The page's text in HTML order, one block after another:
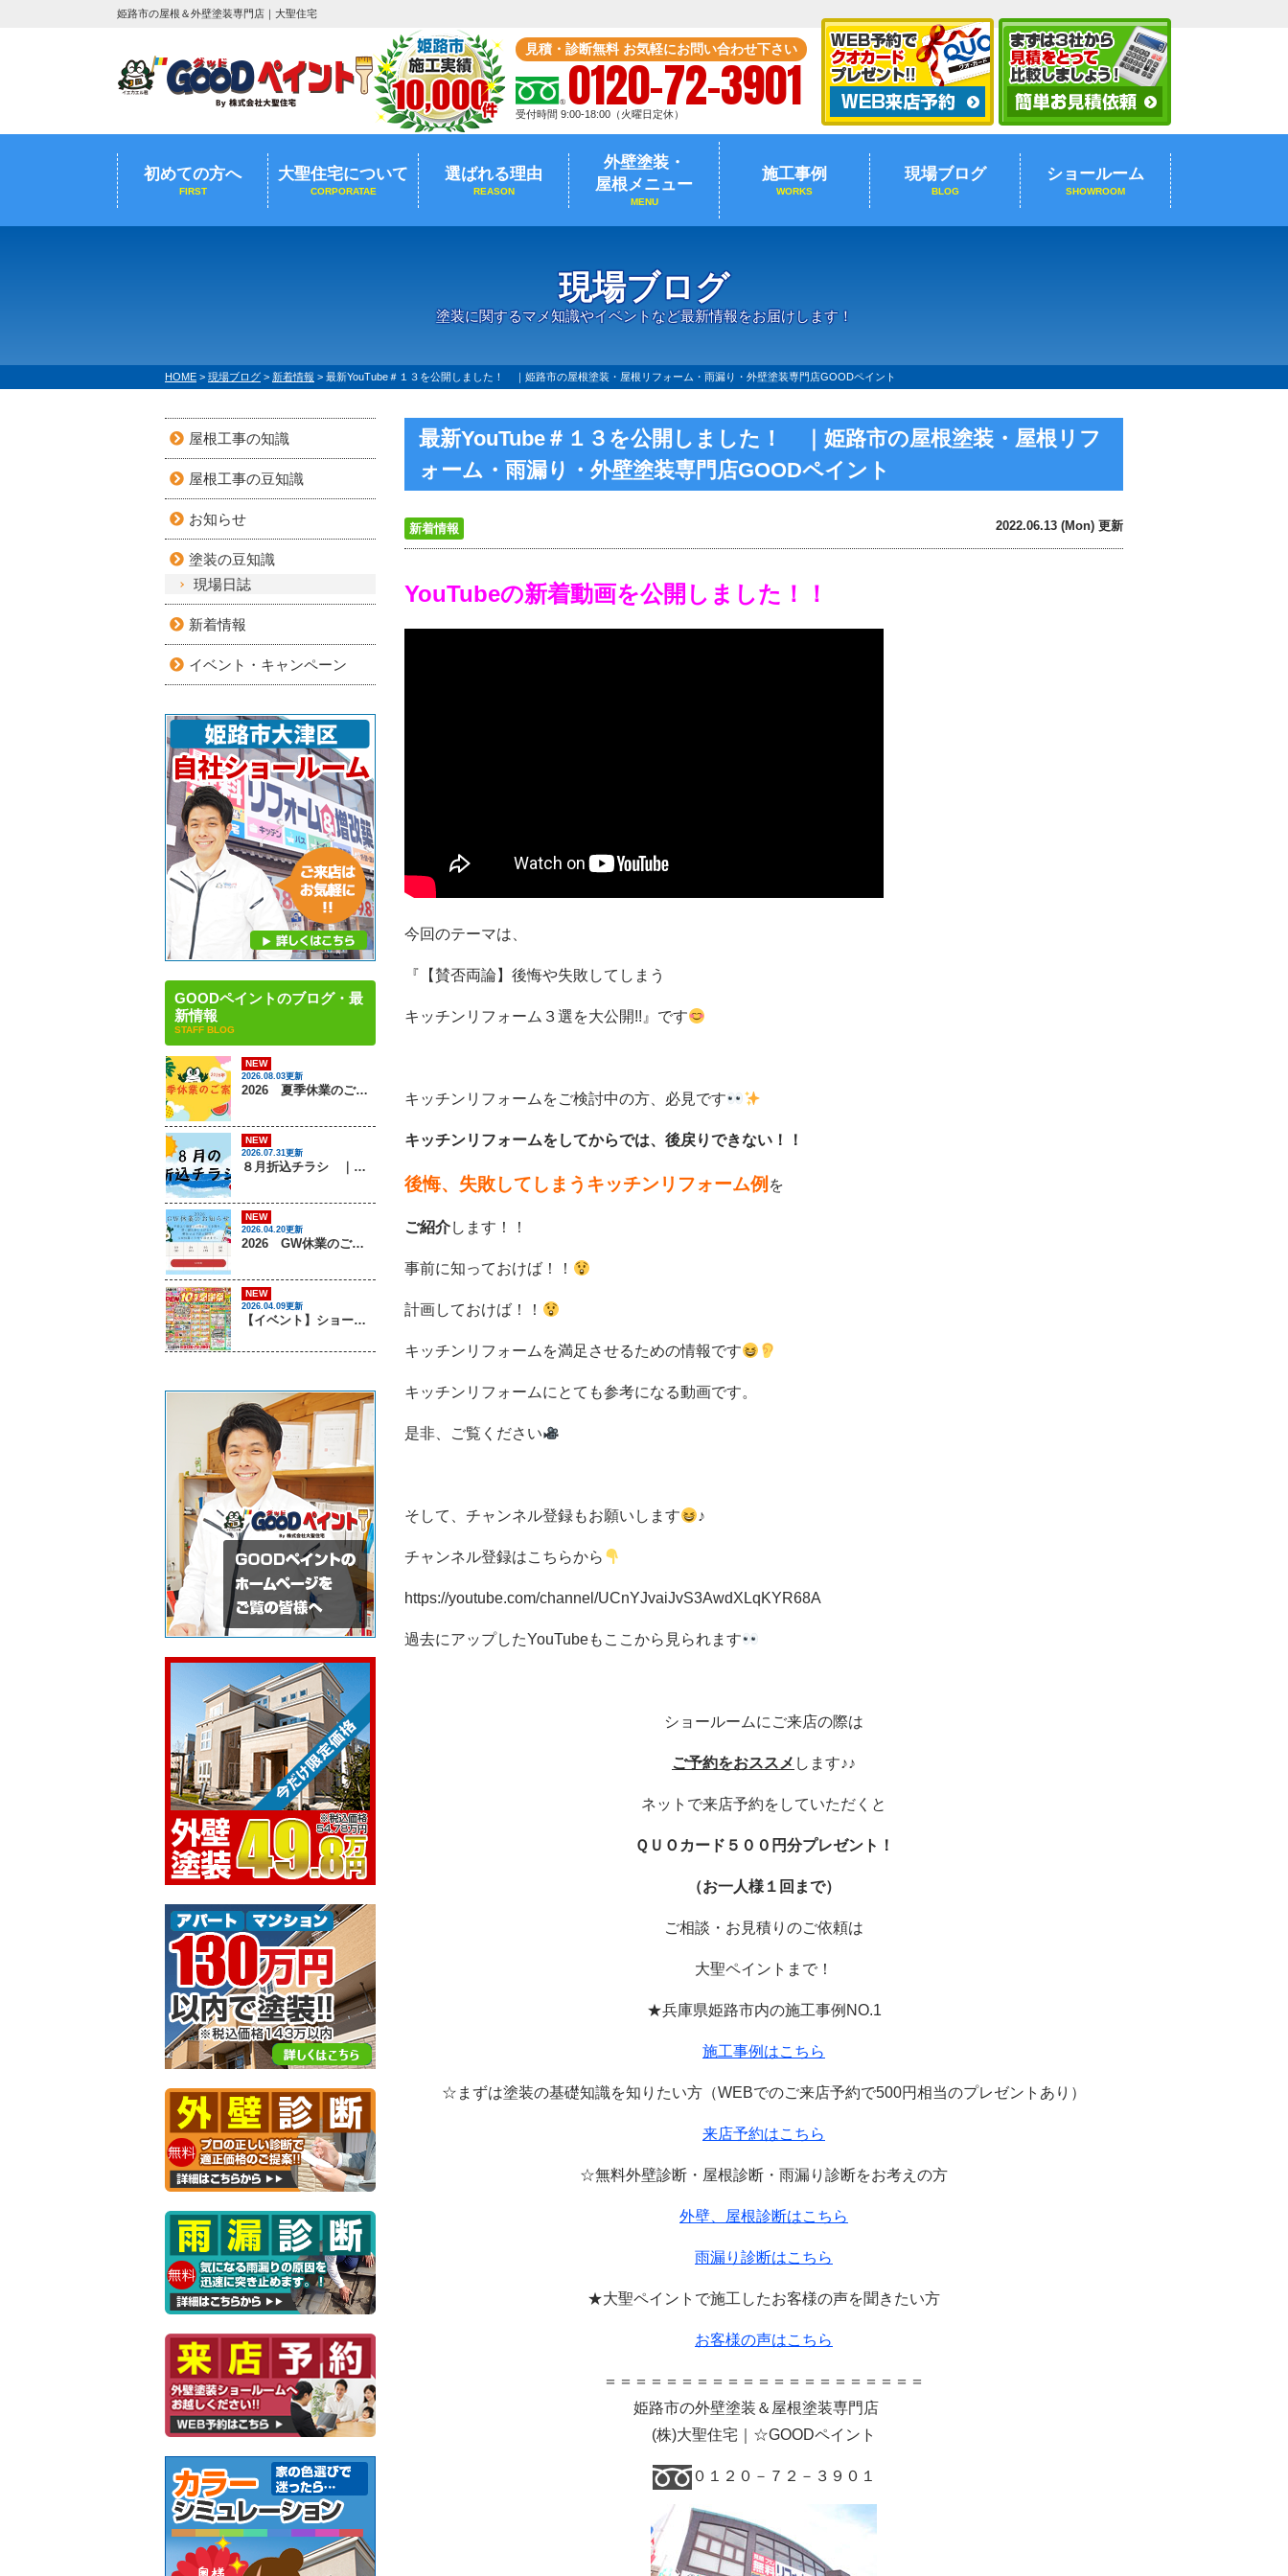
姫路市の屋根＆外壁塗装専門店｜大聖住宅
見積・診断無料 お気軽にお問い合わせ下さい
0120-72-3901
受付時間 9:00-18:00（火曜日定休）
初めての方へ
FIRST
大聖住宅について
CORPORATAE
選ばれる理由
REASON
外壁塗装・
屋根メニュー
MENU
施工事例
WORKS
現場ブログ
BLOG
ショールーム
SHOWROOM
現場ブログ
塗装に関するマメ知識やイベントなど最新情報をお届けします！
HOME > 現場ブログ > 新着情報 > 最新YouTube＃１３を公開しました！ ｜姫路市の屋根塗装・屋根リフォーム・雨漏り・外壁塗装専門店GOODペイント
最新YouTube＃１３を公開しました！ ｜姫路市の屋根塗装・屋根リフ
ォーム・雨漏り・外壁塗装専門店GOODペイント
新着情報 2022.06.13 (Mon) 更新
YouTubeの新着動画を公開しました！！
今回のテーマは、
『 【賛否両論】後悔や失敗してしまう
キッチンリフォーム３選を大公開!! 』です
キッチンリフォームをご検討中の方、必見です
キッチンリフォームをしてからでは、後戻りできない！！
後悔、失敗してしまうキッチンリフォーム例 を
ご紹介します！！
事前に知っておけば！！
計画しておけば！！
キッチンリフォームを満足させるための情報です
キッチンリフォームにとても参考になる動画です。
是非、ご覧ください
そして、チャンネル登録もお願いします ♪
チャンネル登録はこちらから
https://youtube.com/channel/UCnYJvaiJvS3AwdXLqKYR68A
過去にアップしたYouTubeもここから見られます
ショールームにご来店の際は
ご予約をおススメ します♪♪
ネットで来店予約をしていただくと
ＱＵＯカード５００円分プレゼント！
（お一人様１回まで）
ご相談・お見積りのご依頼は
大聖ペイントまで！
★兵庫県姫路市内の施工事例 NO.1
施工事例はこちら
☆まずは塗装の基礎知識を知りたい方（WEBでのご来店予約で500円相当のプレゼントあり）
来店予約はこちら
☆無料外壁診断・屋根診断・雨漏り診断をお考えの方
外壁、屋根診断はこちら
雨漏り診断はこちら
★大聖ペイントで施工したお客様の声を聞きたい方
お客様の声はこちら
＝＝＝＝＝＝＝＝＝＝＝＝＝＝＝＝＝＝＝＝＝
姫路市の外壁塗装＆屋根塗装専門店
(株)大聖住宅｜☆GOODペイント
０１２０－７２－３９０１
屋根工事の知識
屋根工事の豆知識
お知らせ
塗装の豆知識
現場日誌
新着情報
イベント・キャンペーン
GOODペイントのブログ・最
新情報
STAFF BLOG
NEW
2026.08.03更新
2026 夏季休業のご案内 ｜姫路市・太子町の屋根塗装・屋根リフォーム・雨漏り・外壁塗装専門店 GOODペイント
NEW
2026.07.31更新
８月折込チラシ ｜姫路市・太子町の屋根塗装・屋根リフォーム・雨漏り・外壁塗装専門店 GOODペイント
NEW
2026.04.20更新
2026 GW休業のご案内 ｜姫路市・太子町の屋根塗装・屋根リフォーム・雨漏り・外壁塗装専門店 GOODペイント
NEW
2026.04.09更新
【イベント】ショールームOPEN10周年感謝祭を開催します！ ｜姫路市・太子町の屋根塗装・屋根リフォーム・雨漏り・外壁塗装専門店 GOODペイント